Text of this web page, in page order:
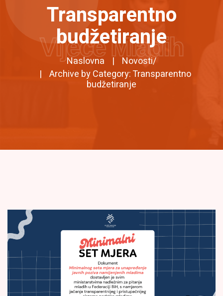
Transparentno
budžetiranje
Naslovna Novosti/
Archive by Category: Transparentno
budžetiranje
Vijeće Mladih